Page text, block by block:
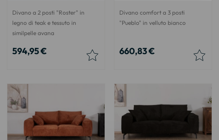
Divano a 2 posti "Roster" in
legno di teak e tessuto in
similpelle avana
594,95 €
Divano comfort a 3 posti
"Pueblo" in velluto bianco
660,83 €